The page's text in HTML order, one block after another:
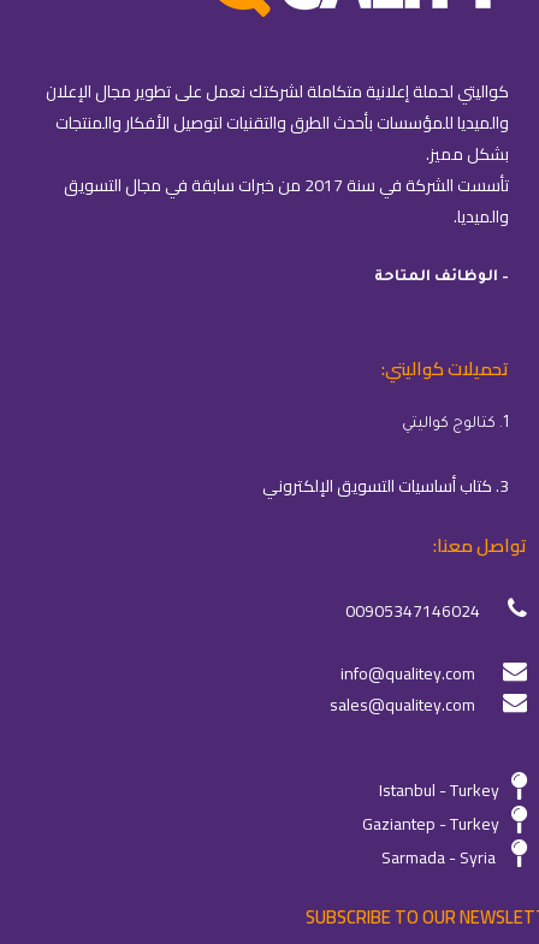
كواليتي لحملة إعلانية متكاملة لشركتك نعمل على تطوير مجال الإعلان
والميديا للمؤسسات بأحدث الطرق والتقنيات لتوصيل الأفكار والمنتجات
بشكل مميز.
تأسست الشركة في سنة 2017 من خبرات سابقة في مجال التسويق
والميديا.
– الوظائف المتاحة
تحميلات كواليتي:
1. كتالوج كواليتي
3. كتاب أساسيات التسويق الإلكتروني
تواصل معنا:
00905347146024
info@qualitey.com
sales@qualitey.com
Istanbul - Turkey
Gaziantep - Turkey
Sarmada - Syria
SUBSCRIBE TO OUR